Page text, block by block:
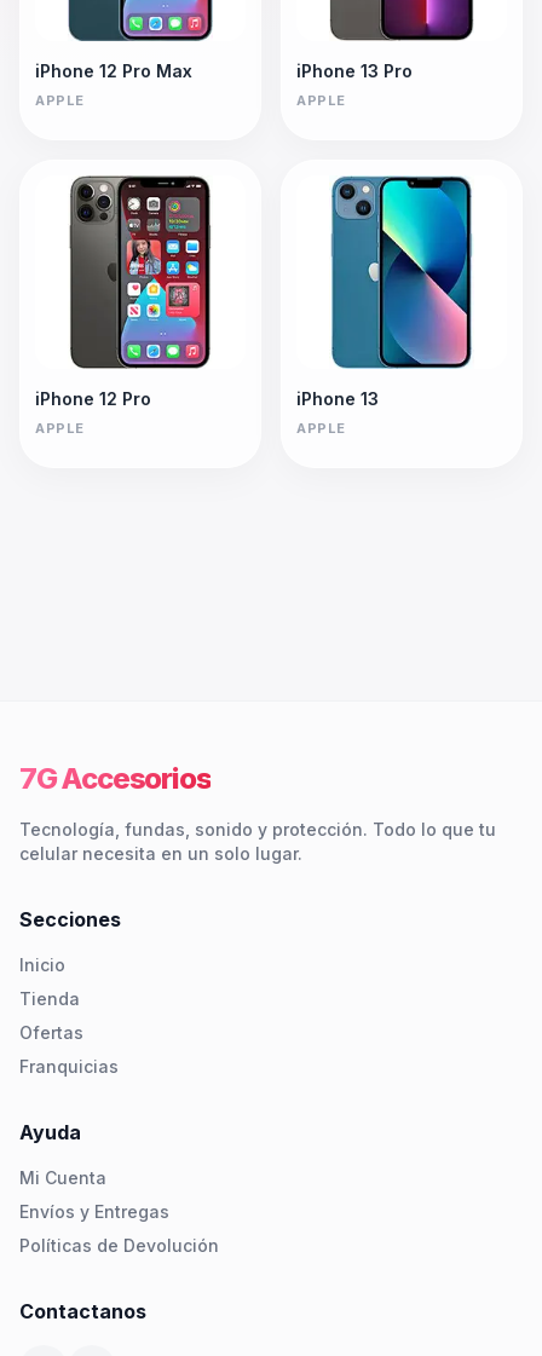
iPhone 12 Pro Max
APPLE
iPhone 13 Pro
APPLE
iPhone 12 Pro
APPLE
iPhone 13
APPLE
7G Accesorios
Tecnología, fundas, sonido y protección. Todo lo que tu
celular necesita en un solo lugar.
Secciones
Inicio
Tienda
Ofertas
Franquicias
Ayuda
Mi Cuenta
Envíos y Entregas
Políticas de Devolución
Contactanos